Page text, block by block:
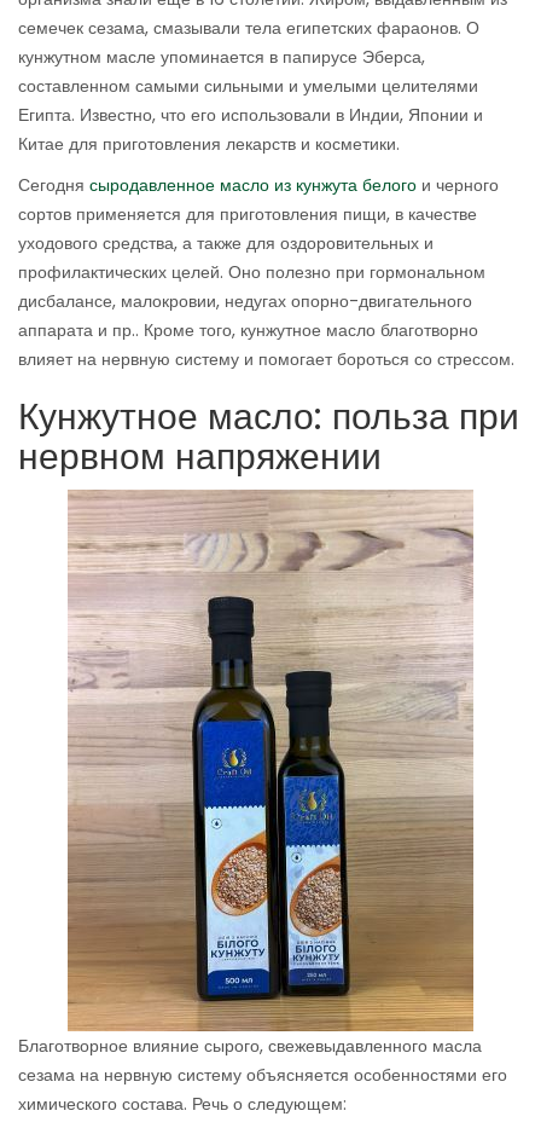
семечек сезама, смазывали тела египетских фараонов. О
кунжутном масле упоминается в папирусе Эберса,
составленном самыми сильными и умелыми целителями
Египта. Известно, что его использовали в Индии, Японии и
Китае для приготовления лекарств и косметики.
Сегодня сыродавленное масло из кунжута белого и черного
сортов применяется для приготовления пищи, в качестве
уходового средства, а также для оздоровительных и
профилактических целей. Оно полезно при гормональном
дисбалансе, малокровии, недугах опорно-двигательного
аппарата и пр.. Кроме того, кунжутное масло благотворно
влияет на нервную систему и помогает бороться со стрессом.
Кунжутное масло: польза при
нервном напряжении
Благотворное влияние сырого, свежевыдавленного масла
сезама на нервную систему объясняется особенностями его
химического состава. Речь о следующем: